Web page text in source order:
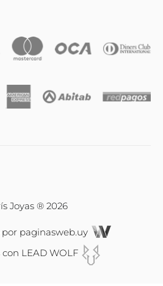
Joyas ® 2026
por paginasweb.uy
con LEAD WOLF